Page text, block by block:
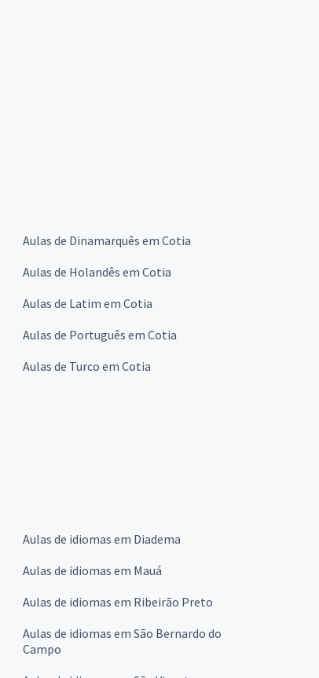
Aulas de Dinamarquês em Cotia
Aulas de Holandês em Cotia
Aulas de Latim em Cotia
Aulas de Português em Cotia
Aulas de Turco em Cotia
Aulas de idiomas em Diadema
Aulas de idiomas em Mauá
Aulas de idiomas em Ribeirão Preto
Aulas de idiomas em São Bernardo do
Campo